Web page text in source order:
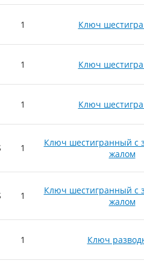
1 Ключ
1 Ключ
1 Ключ
1
Ключ шестигранный с
жалом
1
Ключ шестигранный с
жалом
1 Ключ